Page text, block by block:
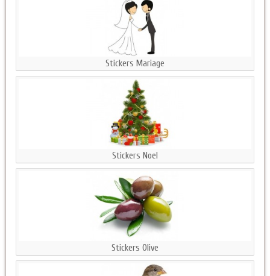
Stickers Mariage
Stickers Noel
Stickers Olive